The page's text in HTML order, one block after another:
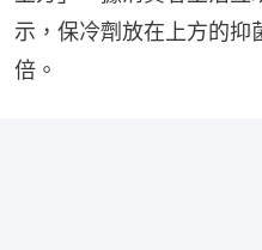
示，保冷劑放在上方的抑
倍。